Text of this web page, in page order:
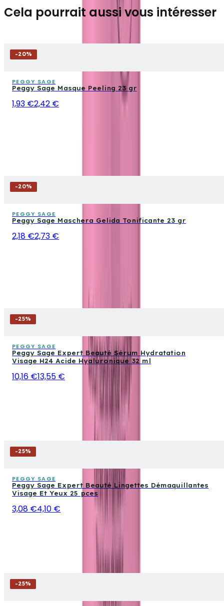
Cela pourrait aussi vous intéresser
-20%
PEGGY SAGE
Peggy Sage Masque Peeling 23 gr
1,93 €2,42 €
-20%
PEGGY SAGE
Peggy Sage Maschera Gelida Tonificante 23 gr
2,18 €2,73 €
-25%
PEGGY SAGE
Peggy Sage Expert Beauté Sérum Hydratation
Visage H24 Acide Hyaluronique 32 ml
10,16 €13,55 €
-25%
PEGGY SAGE
Peggy Sage Expert Beauté Lingettes Démaquillantes
Visage Et Yeux 25 pces
3,08 €4,10 €
-25%